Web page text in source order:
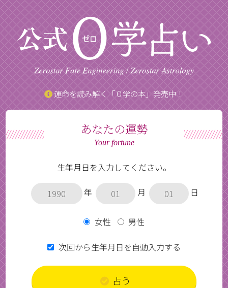
運命を読み解く「０学の本」発売中！
あなたの運勢
Your fortune
生年月日を入力してください。
年 月 日
女性 男性
次回から生年月日を自動入力する
占う